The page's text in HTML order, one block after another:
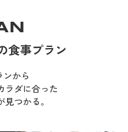
食事プラン
ンから
ラダに合った
つかる。